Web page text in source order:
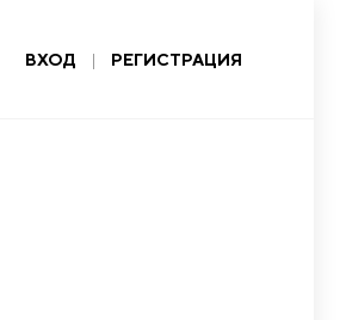
ВХОД | РЕГИСТРАЦИЯ